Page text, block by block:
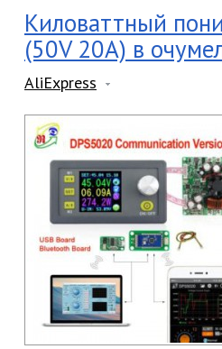
Киловаттный
(50V 20A) в
AliExpress